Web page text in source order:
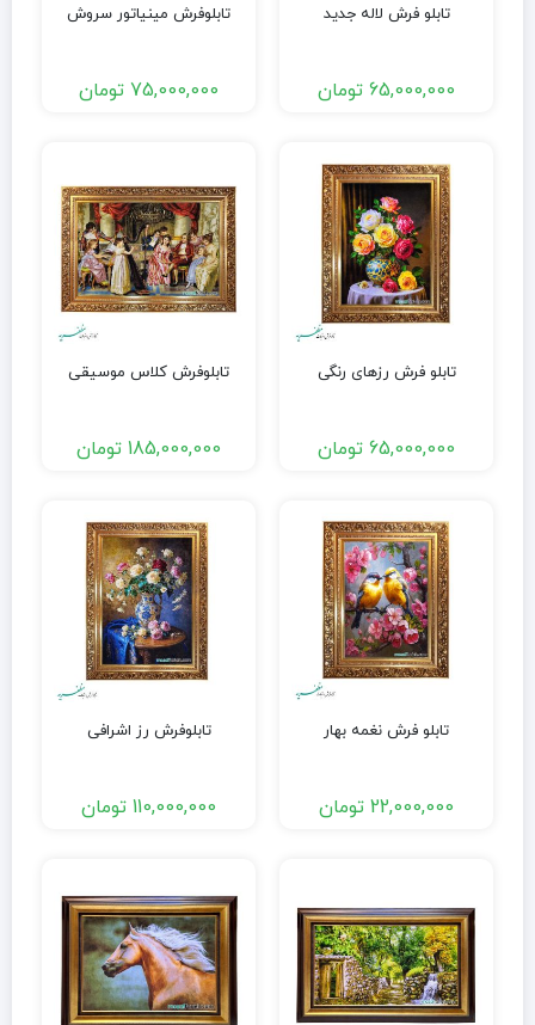
تابلو فرش لاله جدید
65,000,000 تومان
تابلوفرش مینیاتور سروش
75,000,000 تومان
تابلو فرش رزهای رنگی
65,000,000 تومان
تابلوفرش کلاس موسیقی
185,000,000 تومان
تابلو فرش نغمه بهار
22,000,000 تومان
تابلوفرش رز اشرافی
110,000,000 تومان